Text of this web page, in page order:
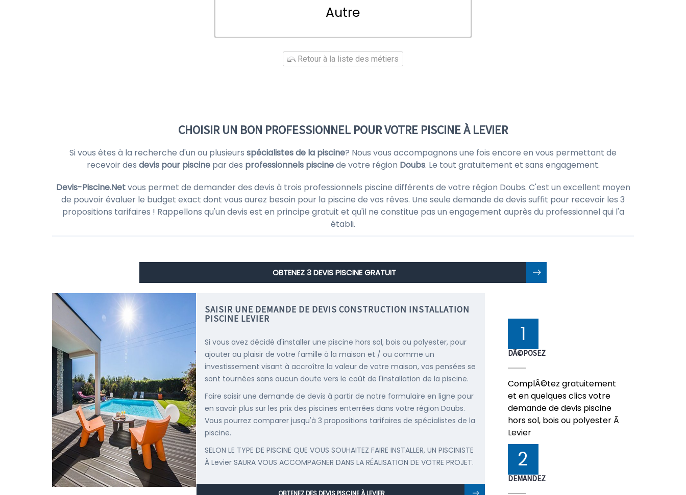
Autre
Retour à la liste des métiers
CHOISIR UN BON PROFESSIONNEL POUR VOTRE PISCINE À LEVIER
Si vous êtes à la recherche d'un ou plusieurs spécialistes de la piscine? Nous vous accompagnons une fois encore en vous permettant de
recevoir des devis pour piscinepar des professionnels piscinede votre région Doubs. Le tout gratuitement et sans engagement.
Devis-Piscine.Netvous permet de demander des devis à trois professionnels piscine différents de votre région Doubs. C'est un excellent moyen
de pouvoir évaluer le budget exact dont vous aurez besoin pour la piscine de vos rêves. Une seule demande de devis suffit pour recevoir les 3
propositions tarifaires ! Rappellons qu'un devis est en principe gratuit et qu'il ne constitue pas un engagement auprès du professionnel qui l'a
établi.
OBTENEZ 3 DEVIS PISCINE GRATUIT
SAISIR UNE DEMANDE DE DEVIS CONSTRUCTION INSTALLATION
PISCINE LEVIER
Si vous avez décidé d'installer une piscine hors sol, bois ou polyester, pour
ajouter au plaisir de votre famille à la maison et / ou comme un
investissement visant à accroître la valeur de votre maison, vos pensées se
sont tournées sans aucun doute vers le coût de l'installation de la piscine.
Faire saisir une demande de devis à partir de notre formulaire en ligne pour
en savoir plus sur les prix des piscines enterrées dans votre région Doubs.
Vous pourrez comparer jusqu'à 3 propositions tarifaires de spécialistes de la
piscine.
SELON LE TYPE DE PISCINE QUE VOUS SOUHAITEZ FAIRE INSTALLER, UN PISCINISTE
À Levier SAURA VOUS ACCOMPAGNER DANS LA RÉALISATION DE VOTRE PROJET.
OBTENEZ DES DEVIS PISCINE À LEVIER
1
DÃ©POSEZ
ComplÃ©tez gratuitement
et en quelques clics votre
demande de devis piscine
hors sol, bois ou polyester Ã
Levier
2
DEMANDEZ